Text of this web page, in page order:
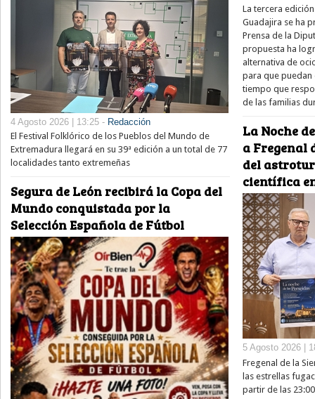
4 Agosto 2026 | 13:25 - Redacción
El Festival Folklórico de los Pueblos del Mundo de
Extremadura llegará en su 39ª edición a un total de 77
localidades tanto extremeñas
Segura de León recibirá la Copa del
Mundo conquistada por la
Selección Española de Fútbol
La tercera
Guadajira se ha
Prensa de la
propuesta ha
alternativa de
para que puedan
tiempo que
de las familias
La Noche
a Fregenal
del
científica
5 Agosto 2026 |
Fregenal de la
las estrellas
partir de las